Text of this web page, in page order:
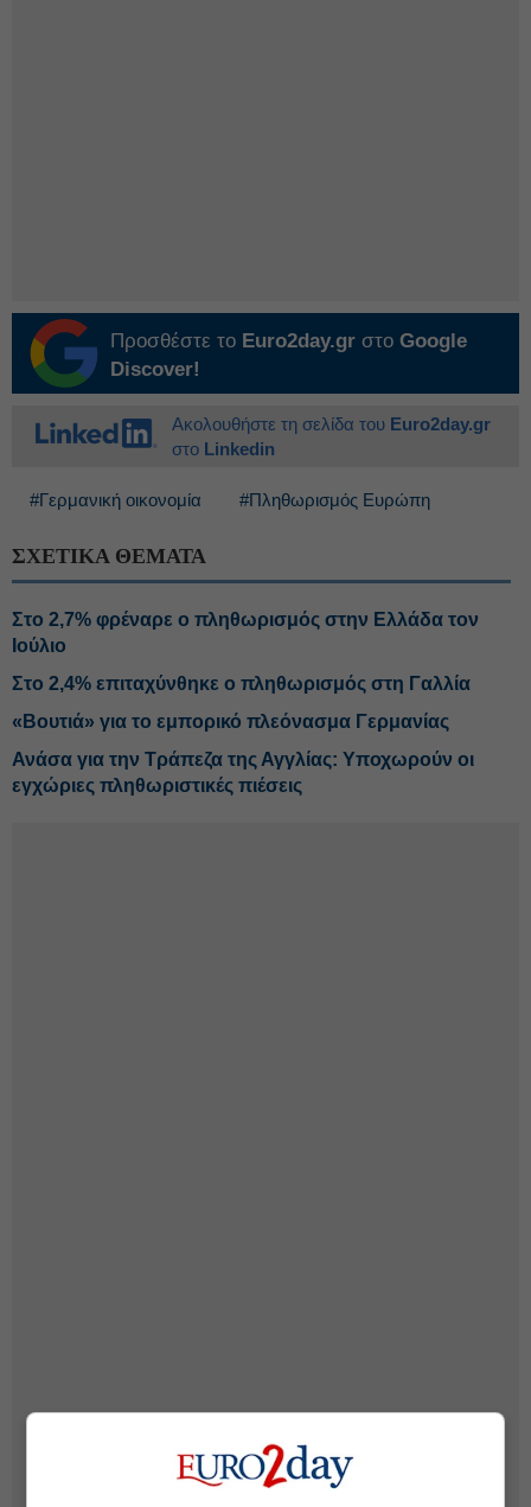
Προσθέστε το Euro2day.gr στο Google
Discover!
Ακολουθήστε τη σελίδα του Euro2day.gr
στο Linkedin
#Γερμανική οικονομία #Πληθωρισμός Ευρώπη
ΣΧΕΤΙΚΑ ΘΕΜΑΤΑ
Στο 2,7% φρέναρε ο πληθωρισμός στην Ελλάδα τον
Ιούλιο
Στο 2,4% επιταχύνθηκε ο πληθωρισμός στη Γαλλία
«Βουτιά» για το εμπορικό πλεόνασμα Γερμανίας
Ανάσα για την Τράπεζα της Αγγλίας: Υποχωρούν οι
εγχώριες πληθωριστικές πιέσεις